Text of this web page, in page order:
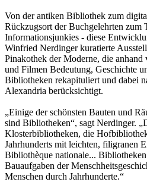
Von der antiken Bibliothek zum
Rückzugsort der Buchgelehrten zum
Informationsjunkies - diese
Winfried Nerdinger kuratierte
Pinakothek der Moderne, die
und Filmen Bedeutung, Geschichte
Bibliotheken rekapituliert und dabei
Alexandria berücksichtigt.
„Einige der schönsten Bauten und
sind Bibliotheken“, sagt Nerdinger.
Klosterbibliotheken, die
Jahrhunderts mit leichten, filigranen
Bibliothèque nationale...
Bauaufgaben der
Menschen durch Jahrhunderte.“